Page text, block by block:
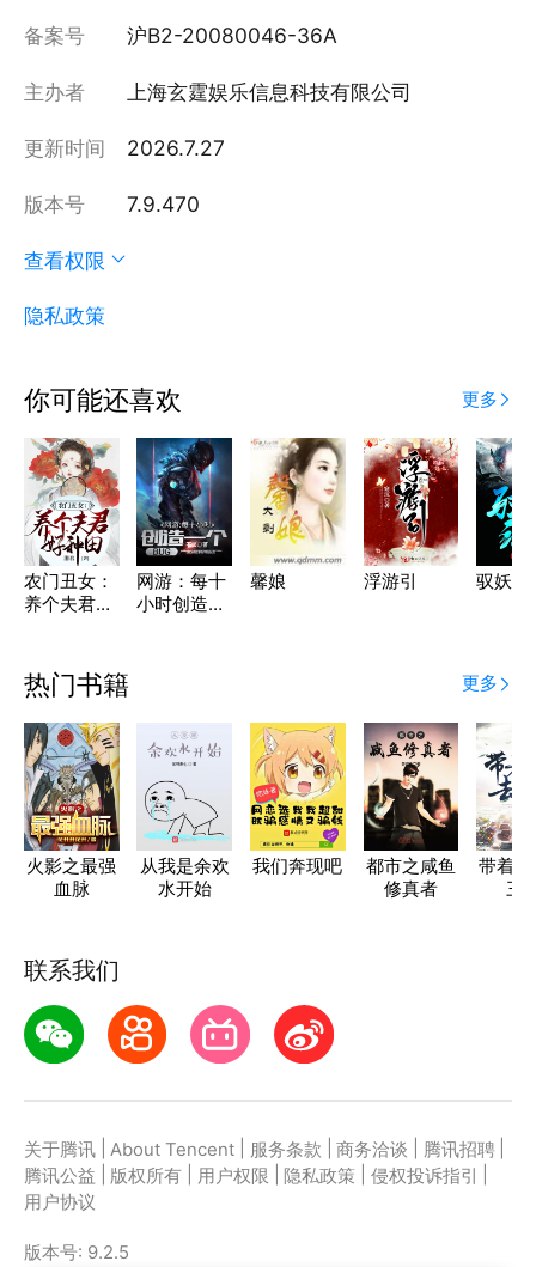
备案号 沪B2-20080046-36A
主办者 上海玄霆娱乐信息科技有限公司
更新时间 2026.7.27
版本号 7.9.470
查看权限
隐私政策
你可能还喜欢 更多
农门丑女：
养个夫君好
网游：每十
小时创造一
馨娘 浮游引 驭妖纪
热门书籍 更多
火影之最强
血脉
从我是余欢
水开始
我们奔现吧
都市之咸鱼
修真者
带着
三
联系我们
关于腾讯 About Tencent 服务条款 商务洽谈 腾讯招聘
腾讯公益
版权所有 用户权限 隐私政策 侵权投诉指引
用户协议
版本号: 9.2.5